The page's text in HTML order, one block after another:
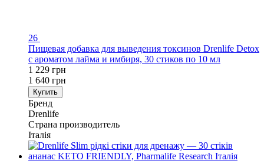
26
Пищевая добавка для выведения токсинов Drenlife Detox
с ароматом лайма и имбиря, 30 стиков по 10 мл
1 229 грн
1 640 грн
Купить
Бренд
Drenlife
Страна производитель
Італія